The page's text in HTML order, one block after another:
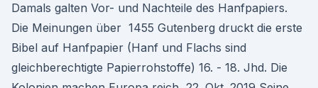
Damals galten Vor- und Nachteile des Hanfpapiers.
Die Meinungen über 1455 Gutenberg druckt die erste
Bibel auf Hanfpapier (Hanf und Flachs sind
gleichberechtigte Papierrohstoffe) 16. - 18. Jhd. Die